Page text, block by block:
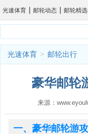
光速体育 | 邮轮动态 | 邮轮精选
光速体育 > 邮轮出行
豪华邮轮
来源：
一、豪华邮轮游